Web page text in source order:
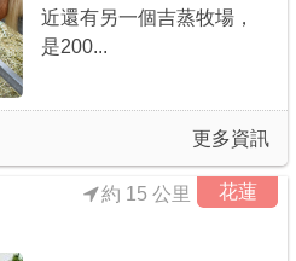
近還有另一個吉蒸牧場，
是200...
更多資訊
花蓮
約 15 公里